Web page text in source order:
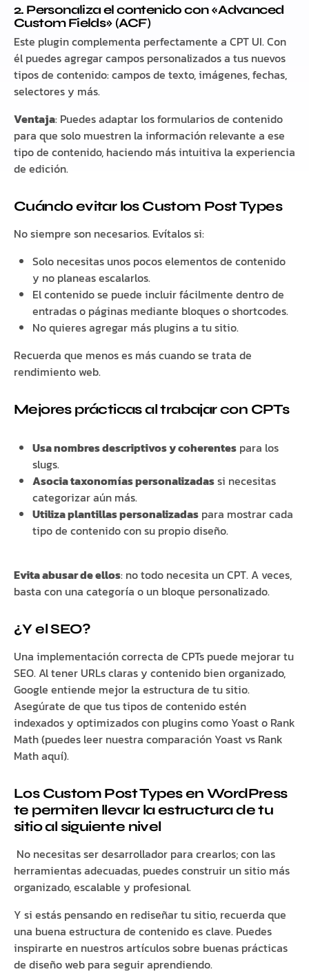
2. Personaliza el contenido con «Advanced
Custom Fields» (ACF)
Este plugin complementa perfectamente a CPT UI. Con
él puedes agregar campos personalizados a tus nuevos
tipos de contenido: campos de texto, imágenes, fechas,
selectores y más.
Ventaja: Puedes adaptar los formularios de contenido
para que solo muestren la información relevante a ese
tipo de contenido, haciendo más intuitiva la experiencia
de edición.
Cuándo evitar los Custom Post Types
No siempre son necesarios. Evítalos si:
Solo necesitas unos pocos elementos de contenido
y no planeas escalarlos.
El contenido se puede incluir fácilmente dentro de
entradas o páginas mediante bloques o shortcodes.
No quieres agregar más plugins a tu sitio.
Recuerda que menos es más cuando se trata de
rendimiento web.
Mejores prácticas al trabajar con CPTs
Usa nombres descriptivos y coherentes para los
slugs.
Asocia taxonomías personalizadassi necesitas
categorizar aún más.
Utiliza plantillas personalizadas para mostrar cada
tipo de contenido con su propio diseño.
Evita abusar de ellos: no todo necesita un CPT. A veces,
basta con una categoría o un bloque personalizado.
¿Y el SEO?
Una implementación correcta de CPTs puede mejorar tu
SEO. Al tener URLs claras y contenido bien organizado,
Google entiende mejor la estructura de tu sitio.
Asegúrate de que tus tipos de contenido estén
indexados y optimizados con plugins como Yoast o Rank
Math (puedes leer nuestra comparación Yoast vs Rank
Math aquí).
Los Custom Post Types en WordPress
te permiten llevar la estructura de tu
sitio al siguiente nivel
No necesitas ser desarrollador para crearlos; con las
herramientas adecuadas, puedes construir un sitio más
organizado, escalable y profesional.
Y si estás pensando en rediseñar tu sitio, recuerda que
una buena estructura de contenido es clave. Puedes
inspirarte en nuestros artículos sobre buenas prácticas
de diseño web para seguir aprendiendo.